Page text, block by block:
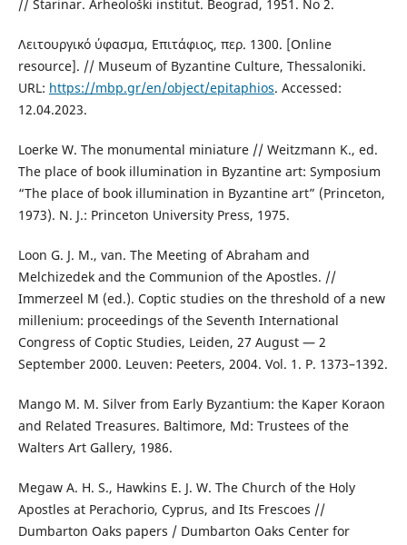
// Starinar. Arheološki institut. Beograd, 1951. No 2.
Λειτουργικό ύφασμα, Επιτάφιος, περ. 1300. [Online
resource]. // Museum of Byzantine Culture, Thessaloniki.
URL: https://mbp.gr/en/object/epitaphios. Accessed:
12.04.2023.
Loerke W. The monumental miniature // Weitzmann K., ed.
The place of book illumination in Byzantine art: Symposium
“The place of book illumination in Byzantine art” (Princeton,
1973). N. J.: Princeton University Press, 1975.
Loon G. J. M., van. The Meeting of Abraham and
Melchizedek and the Communion of the Apostles. //
Immerzeel M (ed.). Coptic studies on the threshold of a new
millenium: proceedings of the Seventh International
Congress of Coptic Studies, Leiden, 27 August — 2
September 2000. Leuven: Peeters, 2004. Vol. 1. P. 1373–1392.
Mango M. M. Silver from Early Byzantium: the Kaper Koraon
and Related Treasures. Baltimore, Md: Trustees of the
Walters Art Gallery, 1986.
Megaw A. H. S., Hawkins E. J. W. The Church of the Holy
Apostles at Perachorio, Cyprus, and Its Frescoes //
Dumbarton Oaks papers / Dumbarton Oaks Center for